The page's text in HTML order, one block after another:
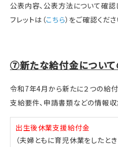
公表内容、公表方法について確認
フレットは（こちら）をご確認くださ
⑦新たな給付金につい
令和7年4月から新たに２つの給
支給要件、申請書類などの情報収
出生後休業支援給付金
（夫婦ともに育児休業をしたと